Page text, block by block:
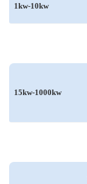
1kw-10kw
15kw-1000kw